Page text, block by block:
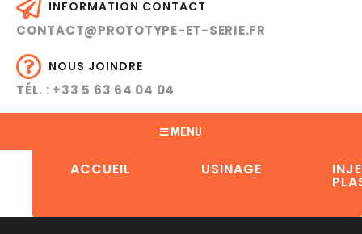
INFORMATION CONTACT
CONTACT@PROTOTYPE-ET-SERIE.FR
NOUS JOINDRE
TÉL. : +33 5 63 64 04 04
MENU
ACCUEIL USINAGE